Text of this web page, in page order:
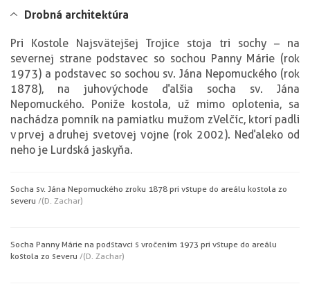
Drobná architektúra
Pri Kostole Najsvätejšej Trojice stoja tri sochy – na
severnej strane podstavec so sochou Panny Márie (rok
1973) a podstavec so sochou sv. Jána Nepomuckého (rok
1878), na juhovýchode ďalšia socha sv. Jána
Nepomuckého. Poniže kostola, už mimo oplotenia, sa
nachádza pomník na pamiatku mužom z Velčíc, ktorí padli
v prvej a druhej svetovej vojne (rok 2002). Neďaleko od
neho je Lurdská jaskyňa.
Socha sv. Jána Nepomuckého z roku 1878 pri vstupe do areálu kostola zo
severu /(D. Zachar)
Socha Panny Márie na podstavci s vročením 1973 pri vstupe do areálu
kostola zo severu /(D. Zachar)